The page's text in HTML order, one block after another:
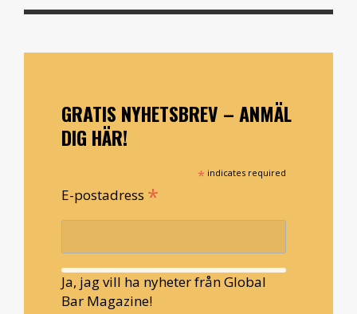
GRATIS NYHETSBREV – ANMÄL
DIG HÄR!
* indicates required
E-postadress *
Ja, jag vill ha nyheter från Global
Bar Magazine!